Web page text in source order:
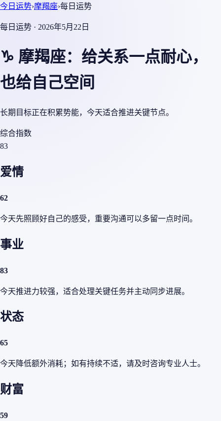
今日运势›摩羯座›每日运势
每日运势 · 2026年5月22日
♑ 摩羯座：给关系一点耐心，
也给自己空间
长期目标正在积累势能，今天适合推进关键节点。
综合指数
83
爱情
62
今天先照顾好自己的感受，重要沟通可以多留一点时间。
事业
83
今天推进力较强，适合处理关键任务并主动同步进展。
状态
65
今天降低额外消耗；如有持续不适，请及时咨询专业人士。
财富
59